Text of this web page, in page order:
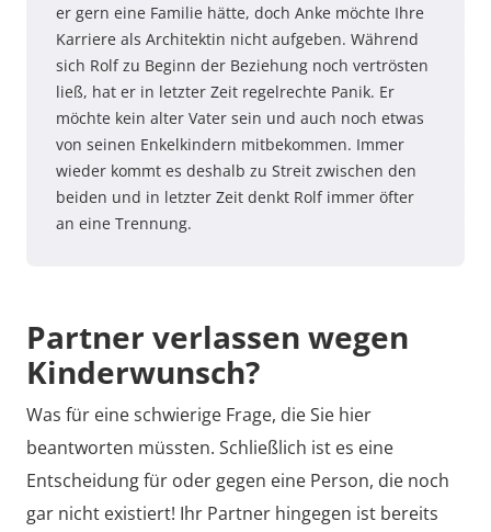
er gern eine Familie hätte, doch Anke möchte Ihre
Karriere als Architektin nicht aufgeben. Während
sich Rolf zu Beginn der Beziehung noch vertrösten
ließ, hat er in letzter Zeit regelrechte Panik. Er
möchte kein alter Vater sein und auch noch etwas
von seinen Enkelkindern mitbekommen. Immer
wieder kommt es deshalb zu Streit zwischen den
beiden und in letzter Zeit denkt Rolf immer öfter
an eine Trennung.
Partner verlassen wegen
Kinderwunsch?
Was für eine schwierige Frage, die Sie hier
beantworten müssten. Schließlich ist es eine
Entscheidung für oder gegen eine Person, die noch
gar nicht existiert! Ihr Partner hingegen ist bereits